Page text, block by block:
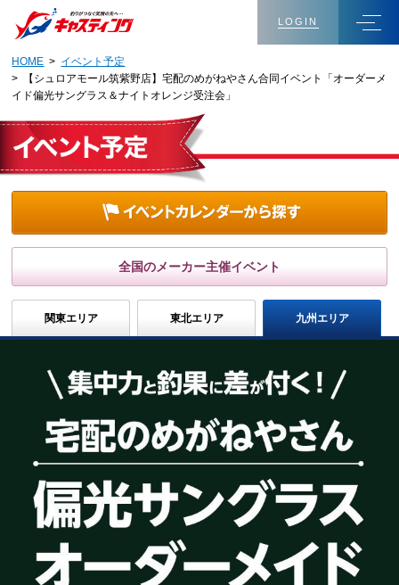
LOGIN
HOME > イベント予定
> 【シュロアモール筑紫野店】宅配のめがねやさん合同イベント「オーダーメ
イド偏光サングラス＆ナイトオレンジ受注会」
全国のメーカー主催イベント
関東エリア 東北エリア 九州エリア